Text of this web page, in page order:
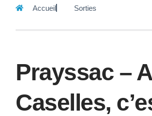
Accueil Sorties
Prayssac –
Caselles,